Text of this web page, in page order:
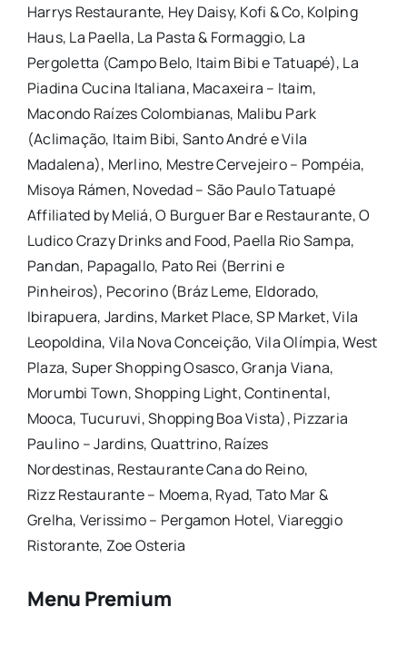
Harrys Restaurante, Hey Daisy, Kofi & Co, Kolping
Haus, La Paella, La Pasta & Formaggio, La
Pergoletta (Campo Belo, Itaim Bibi e Tatuapé), La
Piadina Cucina Italiana, Macaxeira – Itaim,
Macondo Raízes Colombianas, Malibu Park
(Aclimação, Itaim Bibi, Santo André e Vila
Madalena), Merlino, Mestre Cervejeiro – Pompéia,
Misoya Rámen, Novedad – São PauloTatuapé
Affiliated by Meliá, O Burguer Bar e Restaurante, O
Ludico Crazy Drinks and Food, Paella Rio Sampa,
Pandan, Papagallo, Pato Rei (Berrini e
Pinheiros), Pecorino (Bráz Leme, Eldorado,
Ibirapuera, Jardins, Market Place, SP Market, Vila
Leopoldina, Vila Nova Conceição, Vila Olímpia, West
Plaza, Super Shopping Osasco, Granja Viana,
Morumbi Town, Shopping Light, Continental,
Mooca, Tucuruvi, Shopping Boa Vista), Pizzaria
Paulino – Jardins, Quattrino, Raízes
Nordestinas, RestauranteCana do Reino,
RizzRestaurante– Moema, Ryad, Tato Mar &
Grelha, Verissimo – Pergamon Hotel, Viareggio
Ristorante, Zoe Osteria
Menu Premium